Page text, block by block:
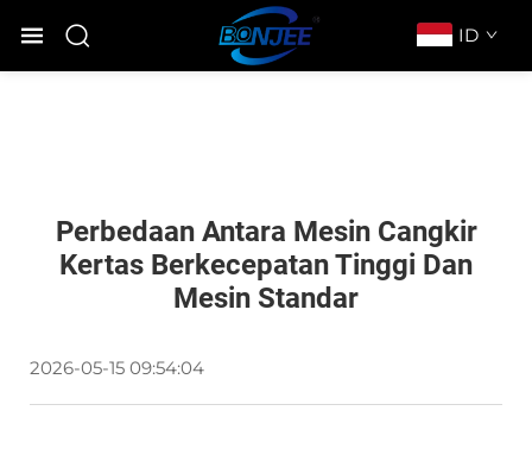
ID
Perbedaan Antara Mesin Cangkir
Kertas Berkecepatan Tinggi Dan
Mesin Standar
2026-05-15 09:54:04